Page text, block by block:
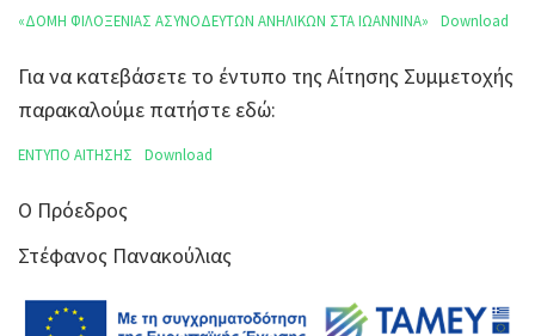
«ΔΟΜΗ ΦΙΛΟΞΕΝΙΑΣ ΑΣΥΝΟΔΕΥΤΩΝ ΑΝΗΛΙΚΩΝ ΣΤΑ ΙΩΑΝΝΙΝΑ»
Download
Για να κατεβάσετε το έντυπο της Αίτησης Συμμετοχής
παρακαλούμε πατήστε εδώ:
ΕΝΤΥΠΟ ΑΙΤΗΣΗΣ Download
Ο Πρόεδρος
Στέφανος Πανακούλιας